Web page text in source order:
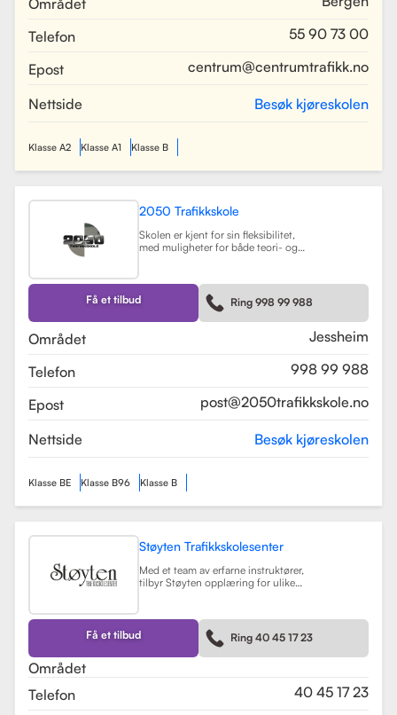
elevene best mulig til oppkjøring.
Gjennom en kombinasjon av teori
gjøre prosessen med å ta førerkort
både enkel og trygg for alle elever.
Området
Telefon
55 90 73 00
Epost
centrum@centrumtrafikk.no
Nettside Besøk kjøreskolen
Klasse A2 Klasse A1 Klasse B
2050 Trafikkskole
Skolen er kjent for sin fleksibilitet,
med muligheter for både teori- og
undervisningsmetoder og et
engasjert team, har 2050
Trafikkskole som mål å hjelpe elever
med å bli trygge og kompetente
Få et tilbud Ring 998 99 988
Området
Jessheim
Telefon
998 99 988
Epost
post@2050trafikkskole.no
Nettside Besøk kjøreskolen
Klasse BE Klasse B96 Klasse B
Støyten Trafikkskolesenter
Med et team av erfarne instruktører,
tilbyr Støyten opplæring for ulike
kurs som trafikalt grunnkurs og
mørkekjøring. Skolen er kjent for sin
fleksibilitet og tilpasning til elevenes
behov, noe som gjør
Få et tilbud Ring 40 45 17 23
Området
Telefon
40 45 17 23